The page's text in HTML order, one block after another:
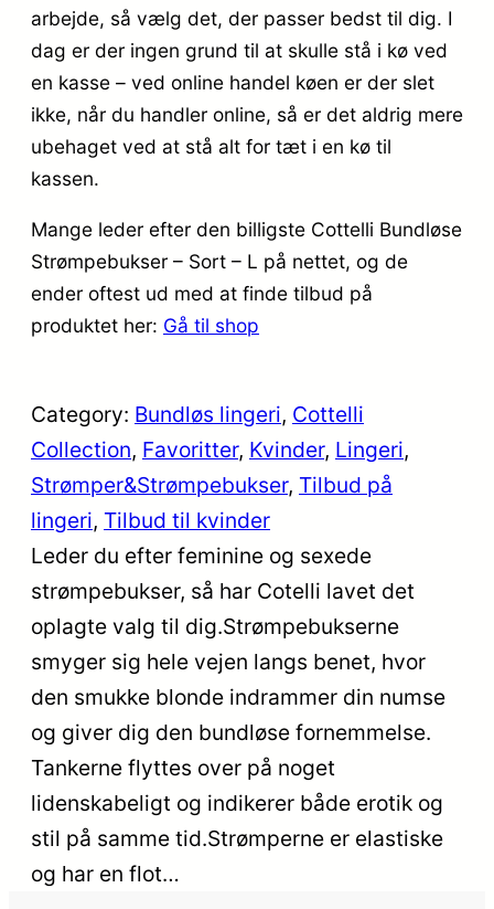
arbejde, så vælg det, der passer bedst til dig. I
dag er der ingen grund til at skulle stå i kø ved
en kasse – ved online handel køen er der slet
ikke, når du handler online, så er det aldrig mere
ubehaget ved at stå alt for tæt i en kø til
kassen.
Mange leder efter den billigste Cottelli Bundløse
Strømpebukser – Sort – L på nettet, og de
ender oftest ud med at finde tilbud på
produktet her: Gå til shop
Category: Bundløs lingeri, Cottelli
Collection, Favoritter, Kvinder, Lingeri
Strømper&Strømpebukser, Tilbud på
lingeri, Tilbud til kvinder
Leder du efter feminine og sexede
strømpebukser, så har Cotelli lavet det
oplagte valg til dig.Strømpebukserne
smyger sig hele vejen langs benet, hvor
den smukke blonde indrammer din numse
og giver dig den bundløse fornemmelse.
Tankerne flyttes over på noget
lidenskabeligt og indikerer både erotik og
stil på samme tid.Strømperne er elastiske
og har en flot…